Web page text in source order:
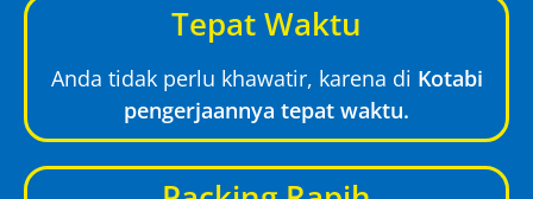
Tepat Waktu
Anda tidak perlu khawatir, karena di Kotabi
pengerjaannya tepat waktu.